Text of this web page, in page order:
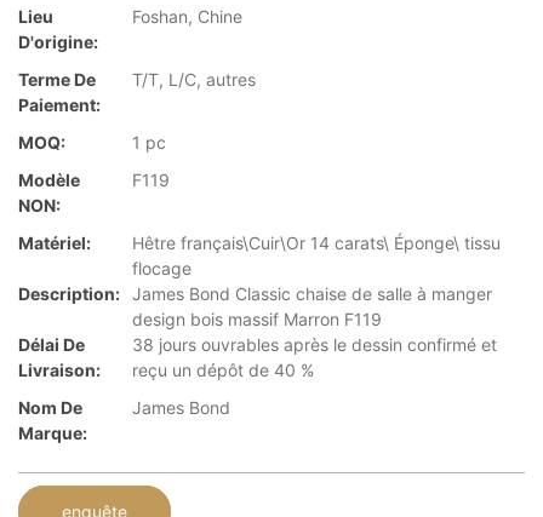
Lieu
D'origine:
Foshan, Chine
Terme De
Paiement:
T/T, L/C, autres
MOQ:
1 pc
Modèle
NON:
F119
Matériel:
Hêtre français\Cuir\Or 14 carats\ Éponge\ tissu
flocage
Description: James Bond Classic chaise de salle à manger
design bois massif Marron F119
Délai De
Livraison:
38 jours ouvrables après le dessin confirmé et
reçu un dépôt de 40 %
Nom De
Marque:
James Bond
enquête